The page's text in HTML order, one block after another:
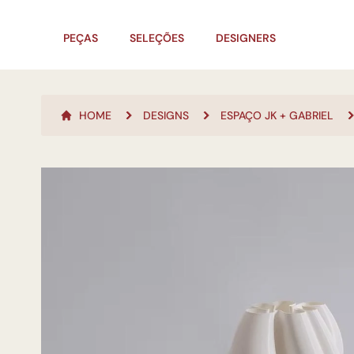
PEÇAS SELEÇÕES DESIGNERS
HOME DESIGNS ESPAÇO JK + GABRIEL